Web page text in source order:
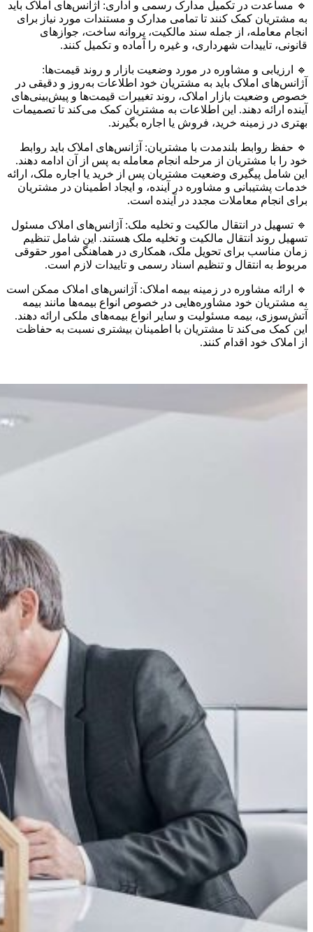
🔹 مساعدت در تکمیل مدارک رسمی و اداری: آژانس‌های املاک باید
به مشتریان کمک کنند تا تمامی مدارک و مستندات مورد نیاز برای
انجام معامله، از جمله سند مالکیت، پروانه ساخت، جوازهای
قانونی، تاییدات شهرداری، و غیره را آماده و تکمیل کنند.
🔹 ارزیابی و مشاوره در مورد وضعیت بازار و روند قیمت‌ها:
آژانس‌های املاک باید به مشتریان خود اطلاعات به‌روز و دقیقی در
خصوص وضعیت بازار املاک، روند تغییرات قیمت‌ها و پیش‌بینی‌های
آینده ارائه دهند. این اطلاعات به مشتریان کمک می‌کند تا تصمیمات
بهتری در زمینه خرید، فروش یا اجاره بگیرند.
🔹 حفظ روابط بلندمدت با مشتریان: آژانس‌های املاک باید روابط
خود را با مشتریان از مرحله انجام معامله به پس از آن ادامه دهند.
این شامل پیگیری وضعیت مشتریان پس از خرید یا اجاره ملک، ارائه
خدمات پشتیبانی و مشاوره در آینده، و ایجاد اطمینان در مشتریان
برای انجام معاملات مجدد در آینده است.
🔹 تسهیل در انتقال مالکیت و تخلیه ملک: آژانس‌های املاک مسئول
تسهیل روند انتقال مالکیت و تخلیه ملک هستند. این شامل تنظیم
زمان مناسب برای تحویل ملک، همکاری در هماهنگی امور حقوقی
مربوط به انتقال و تنظیم اسناد رسمی و تاییدات لازم است.
🔹 ارائه مشاوره در زمینه بیمه املاک: آژانس‌های املاک ممکن است
به مشتریان خود مشاوره‌هایی در خصوص انواع بیمه‌ها مانند بیمه
آتش‌سوزی، بیمه مسئولیت و سایر انواع بیمه‌های ملکی ارائه دهند.
این کمک می‌کند تا مشتریان با اطمینان بیشتری نسبت به حفاظت
از املاک خود اقدام کنند.